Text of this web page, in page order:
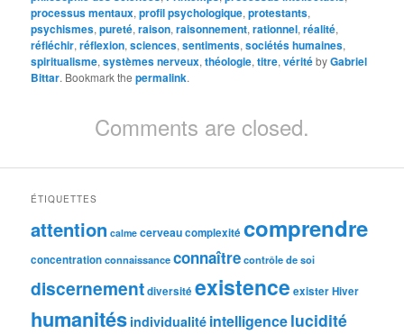
processus mentaux,profil psychologique,protestants,
psychismes,pureté,raison,raisonnement,rationnel,réalité,
réfléchir,réflexion,sciences,sentiments,sociétés humaines,
spiritualisme,systèmes nerveux,théologie,titre,véritébyGabriel
Bittar. Bookmark thepermalink.
Comments are closed.
ÉTIQUETTES
attention calme cerveaucomplexité comprendre
concentrationconnaissanceconnaîtrecontrôle de soi
discernementdiversité existence existerHiver
humanités individualité intelligencelucidité